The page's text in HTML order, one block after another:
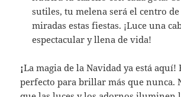
sutiles, tu melena será el centro de
miradas estas fiestas. ¡Luce una
espectacular y llena de vida!
¡La magia de la Navidad ya está aquí!
perfecto para brillar más que nunca.